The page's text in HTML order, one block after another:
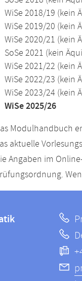
WiSe 2018/19 (kein
WiSe 2019/20 (kein
WiSe 2020/21 (kein
SoSe 2021 (kein
WiSe 2021/22 (kein
WiSe 2022/23 (kein
WiSe 2023/24 (kein
WiSe 2025/26
Modulhandbuch
aktuelle
Angaben im